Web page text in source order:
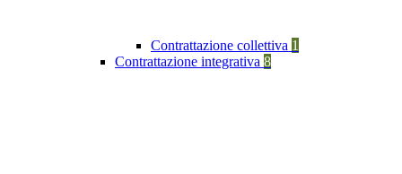
Contrattazione collettiva 1
Contrattazione integrativa 8